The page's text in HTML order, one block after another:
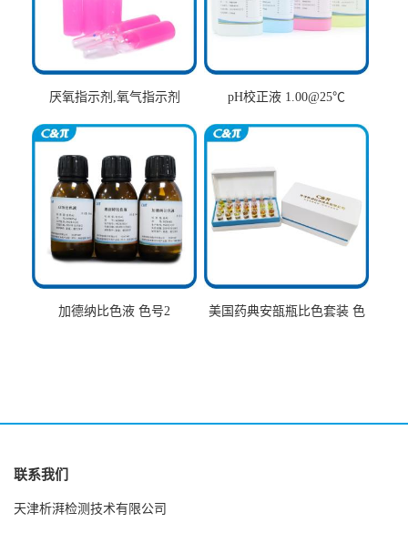
厌氧指示剂,氧气指示剂 pH校正液 1.00@25℃
加德纳比色液 色号2
美国药典安瓿瓶比色套装 色
联系我们
天津析湃检测技术有限公司